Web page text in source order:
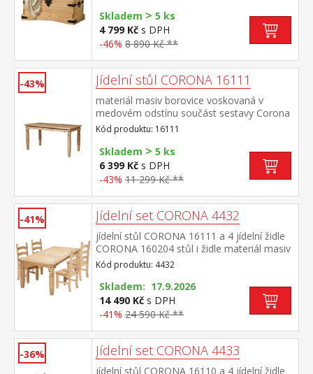
Skladem > 5 ks
4 799 Kč s DPH
-46% 8 890 Kč **
-43% Jídelní stůl CORONA 16111
materiál masiv borovice voskovaná v
medovém odstínu součást sestavy Corona
Kód produktu: 16111
Skladem > 5 ks
6 399 Kč s DPH
-43% 11 299 Kč **
-41% Jídelní set CORONA 4432
jídelní stůl CORONA 16111 a 4 jídelní židle
CORONA 160204 stůl i židle materiál masiv
borovice voskovaná v medovém odstínu
výška sedu židle 46 cm rozměr stolu (š/h/v)
92 × 152 × 76 cm rozměr židle (š/h/v) 45 ×
50 × 107 cm součást sestavy Corona
Kód produktu: 4432
Skladem: 17.9.2026
14 490 Kč s DPH
-41% 24 590 Kč **
-36% Jídelní set CORONA 4433
jídelní stůl CORONA 16110 a 4 jídelní židle